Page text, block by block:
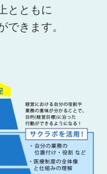
とともに
できます。